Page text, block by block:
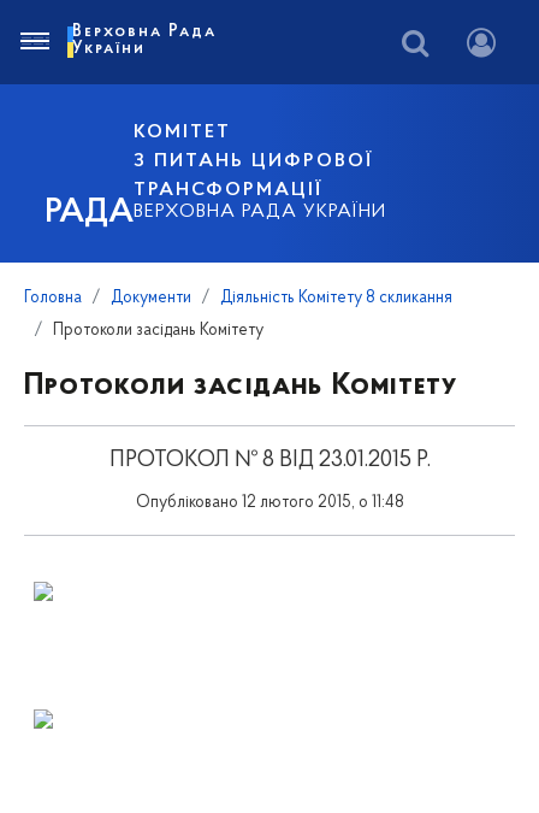
РАДА
КОМІТЕТ
З ПИТАНЬ ЦИФРОВОЇ
ТРАНСФОРМАЦІЇ
ВЕРХОВНА РАДА УКРАЇНИ
Верховна Рада
України
Головна Документи
Діяльність Комітету 8 скликання
Протоколи засідань Комітету
Протоколи засідань Комітету
ПРОТОКОЛ № 8 ВІД 23.01.2015 Р.
Опубліковано 12 лютого 2015, о 11:48